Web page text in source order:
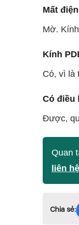
Mất
Mờ.
Kính
Có, vì là
Có điều
Được,
Quan
liên
Chia sẻ: